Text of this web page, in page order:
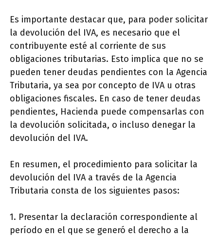
Es importante destacar que, para poder solicitar
la devolución del IVA, es necesario que el
contribuyente esté al corriente de sus
obligaciones tributarias. Esto implica que no se
pueden tener deudas pendientes con la Agencia
Tributaria, ya sea por concepto de IVA u otras
obligaciones fiscales. En caso de tener deudas
pendientes, Hacienda puede compensarlas con
la devolución solicitada, o incluso denegar la
devolución del IVA.
En resumen, el procedimiento para solicitar la
devolución del IVA a través de la Agencia
Tributaria consta de los siguientes pasos:
1. Presentar la declaración correspondiente al
período en el que se generó el derecho a la